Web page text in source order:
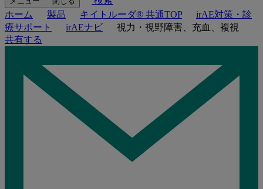
ホーム
製品 キイトルーダ® 共通TOP
irAE対策・診
療サポート
irAEナビ
視力・視野障害、充血、複視
共有する